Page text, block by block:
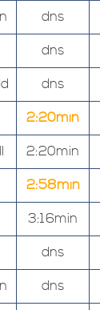
dns
dns
dns
2:20min
2:20min
2:58min
3:16min
dns
dns